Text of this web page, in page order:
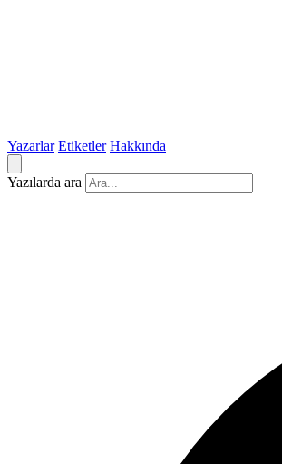
Yazarlar Etiketler Hakkında
Yazılarda ara